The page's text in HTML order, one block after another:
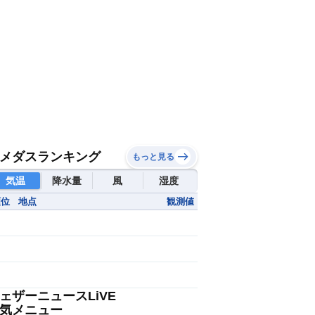
ダスランキング もっと見る
気温 降水量 風 湿度
地点 観測値
ザーニュースLiVE
メニュー